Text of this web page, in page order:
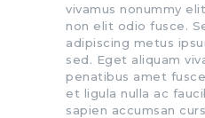
vivamus nonummy
non elit odio fusce.
adipiscing metus
sed. Eget aliquam
penatibus amet
et ligula nulla ac
sapien accumsan